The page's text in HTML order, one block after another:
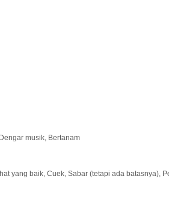
musik, Bertanam
yang baik, Cuek, Sabar (tetapi ada batasnya),